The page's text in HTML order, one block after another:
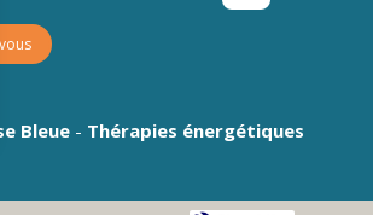
Bleue- Thérapies énergétiques
la conformité avec les réglementations. Personnalisez